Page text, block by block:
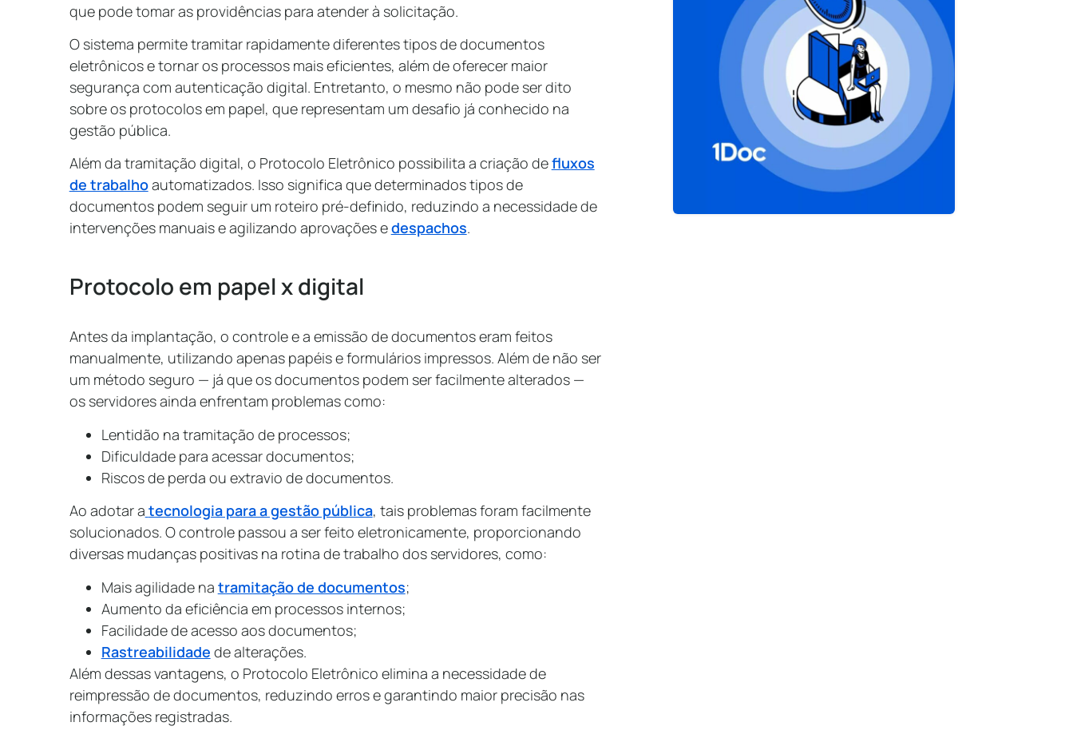
que pode tomar as providências para atender à solicitação.
O sistema permite tramitar rapidamente diferentes tipos de documentos
eletrônicos e tornar os processos mais eficientes, além de oferecer maior
segurança com autenticação digital. Entretanto, o mesmo não pode ser dito
sobre os protocolos em papel, que representam um desafio já conhecido na
gestão pública.
Além da tramitação digital, o Protocolo Eletrônico possibilita a criação defluxos
de trabalhoautomatizados. Isso significa que determinados tipos de
documentos podem seguir um roteiro pré-definido, reduzindo a necessidade de
intervenções manuais e agilizando aprovações edespachos.
Protocolo em papel x digital
Antes da implantação, o controle e a emissão de documentos eram feitos
manualmente, utilizando apenas papéis e formulários impressos. Além de não ser
um método seguro — já que os documentos podem ser facilmente alterados —
os servidores ainda enfrentam problemas como:
Lentidão na tramitação de processos;
Dificuldade para acessar documentos;
Riscos de perda ou extravio de documentos.
Ao adotar a tecnologia para a gestão pública, tais problemas foram facilmente
solucionados. O controle passou a ser feito eletronicamente, proporcionando
diversas mudanças positivas na rotina de trabalho dos servidores, como:
Mais agilidade na tramitação de documentos;
Aumento da eficiência em processos internos;
Facilidade de acesso aos documentos;
Rastreabilidade de alterações.
Além dessas vantagens, o Protocolo Eletrônico elimina a necessidade de
reimpressão de documentos, reduzindo erros e garantindo maior precisão nas
informações registradas.